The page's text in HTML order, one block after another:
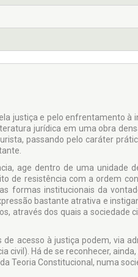
justiça e pelo enfrentamento à
jurídica em uma obra
passando pelo caráter
age dentro de uma unidade
de resistência com a ordem
formas institucionais da
bastante atrativa e
através dos quais a sociedade
acesso à justiça podem, via
civil). Há de se reconhecer,
Teoria Constitucional, numa